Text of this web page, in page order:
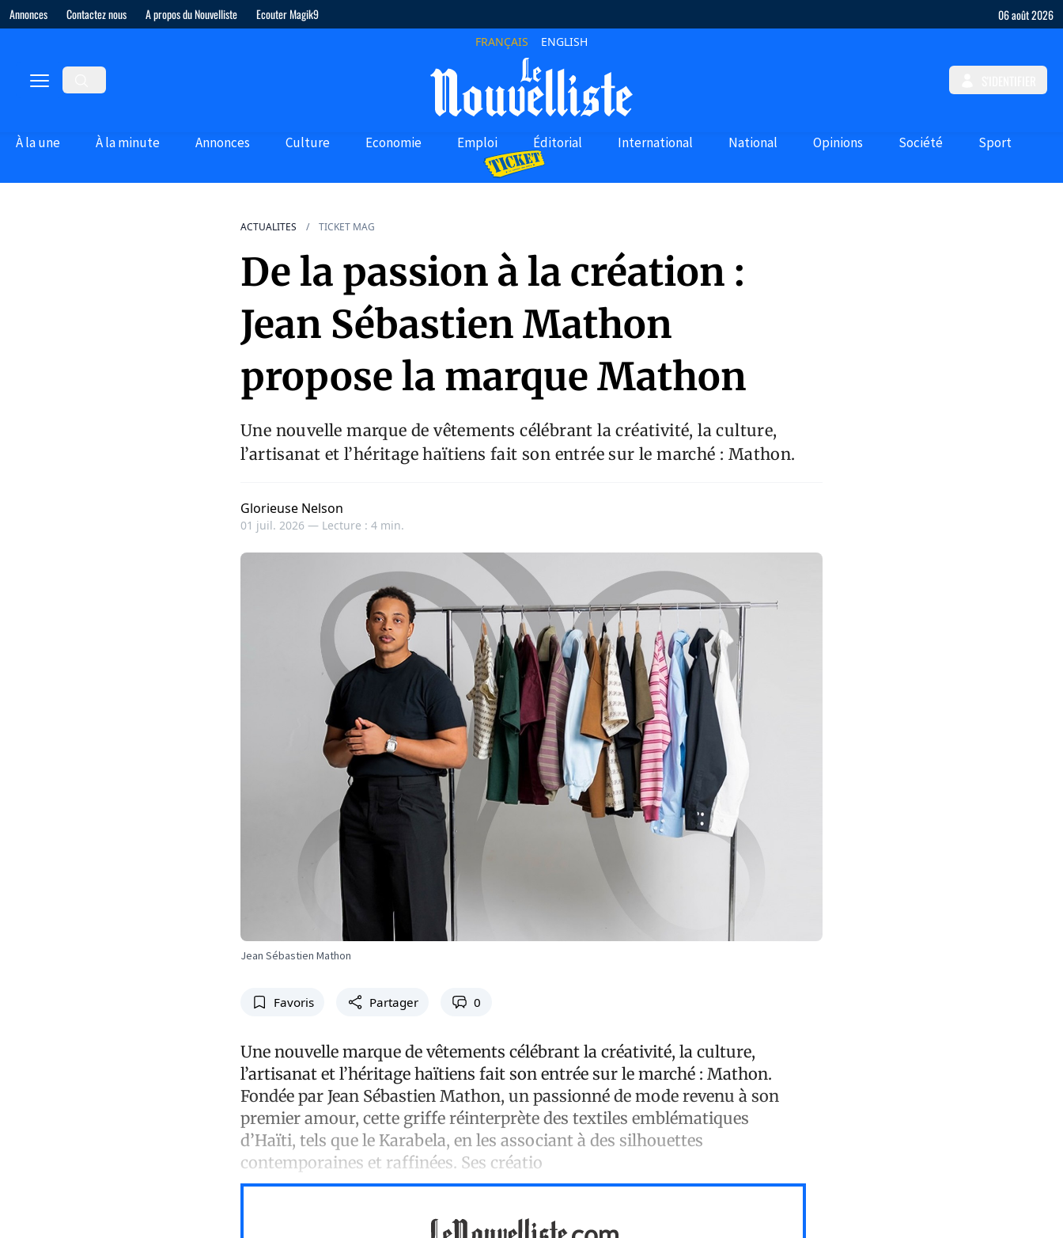
Annonces Contactez nous A propos du Nouvelliste Ecouter Magik9 06 août 2026
FRANÇAIS ENGLISH
À la une À la minute Annonces Culture Economie Emploi Éditorial International National Opinions Société Sport
ACTUALITES TICKET MAG
De la passion à la création :
Jean Sébastien Mathon
propose la marque Mathon
Une nouvelle marque de vêtements célébrant la créativité, la culture,
l’artisanat et l’héritage haïtiens fait son entrée sur le marché : Mathon.
Glorieuse Nelson
01 juil. 2026 — Lecture : 4 min.
Jean Sébastien Mathon
Favoris Partager 0
Une nouvelle marque de vêtements célébrant la créativité, la culture,
l’artisanat et l’héritage haïtiens fait son entrée sur le marché : Mathon.
Fondée par Jean Sébastien Mathon, un passionné de mode revenu à son
premier amour, cette griffe réinterprète des textiles emblématiques
d’Haïti, tels que le Karabela, en les associant à des silhouettes
contemporaines et raffinées. Ses créatio